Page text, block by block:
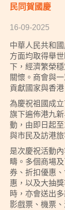
民同賀國慶
16-09-2025
中華人民共和
方面均取得舉
下，經濟繁榮
關懷。商會與
貢獻國家與香
為慶祝祖國成
旗下遍佈港九
動，由即日起
與市民及訪港
是次慶祝活動
疇。多個商場
券、折扣優惠
惠，以及大抽
時，亦會送出
影戲票、機票